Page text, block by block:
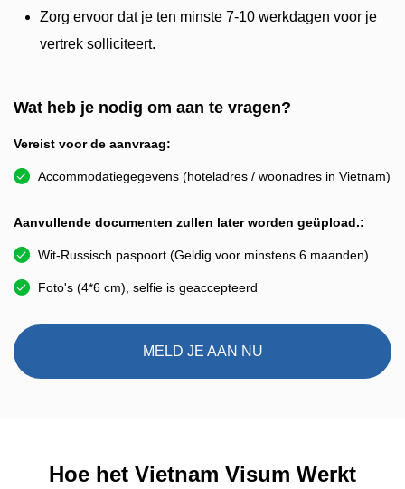
Zorg ervoor dat je ten minste 7-10 werkdagen voor je
vertrek solliciteert.
Wat heb je nodig om aan te vragen?
Vereist voor de aanvraag:
Accommodatiegegevens (hoteladres / woonadres in Vietnam)
Aanvullende documenten zullen later worden geüpload.:
Wit-Russisch paspoort (Geldig voor minstens 6 maanden)
Foto's (4*6 cm), selfie is geaccepteerd
MELD JE AAN NU
Hoe het Vietnam Visum Werkt